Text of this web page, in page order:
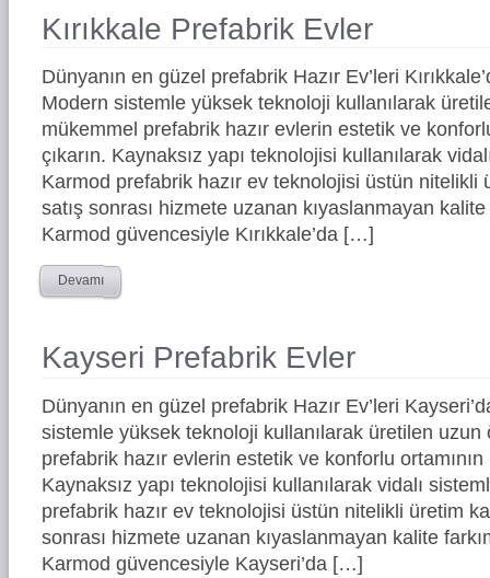
Kırıkkale Prefabrik Evler
Dünyanın en güzel prefabrik Hazır Ev’leri
Modern sistemle yüksek teknoloji kullanılarak
mükemmel prefabrik hazır evlerin estetik ve
çıkarın. Kaynaksız yapı teknolojisi kullanılarak
Karmod prefabrik hazır ev teknolojisi üstün nitelikli
satış sonrası hizmete uzanan kıyaslanmayan kalite
Karmod güvencesiyle Kırıkkale’da […]
Devamı
Kayseri Prefabrik Evler
Dünyanın en güzel prefabrik Hazır Ev’leri
sistemle yüksek teknoloji kullanılarak üretilen
prefabrik hazır evlerin estetik ve konforlu ortamının
Kaynaksız yapı teknolojisi kullanılarak vidalı
prefabrik hazır ev teknolojisi üstün nitelikli üretim
sonrası hizmete uzanan kıyaslanmayan kalite
Karmod güvencesiyle Kayseri’da […]